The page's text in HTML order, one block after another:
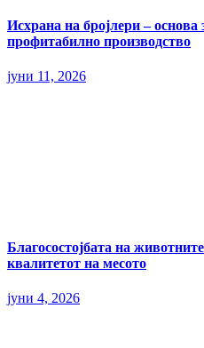
Исхрана на бројлери – основа
профитабилно производство
јуни 11, 2026
Благосостојбата на
квалитетот на месото
јуни 4, 2026